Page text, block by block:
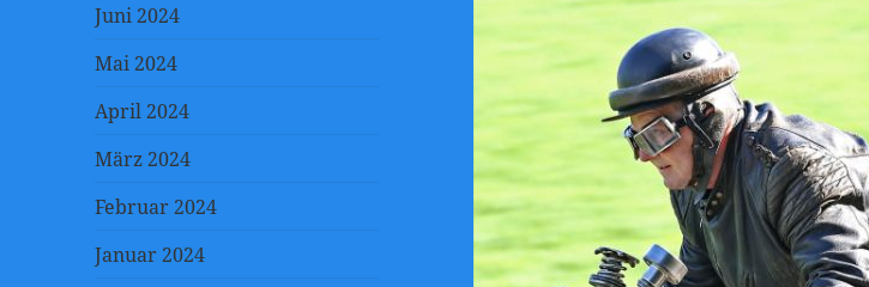
Juni 2024
Mai 2024
April 2024
März 2024
Februar 2024
Januar 2024